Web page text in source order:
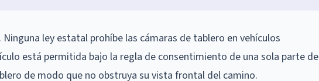
ley estatal prohíbe las cámaras de tablero en vehículos
está permitida bajo la regla de consentimiento de una sola parte de
de modo que no obstruya su vista frontal del camino.